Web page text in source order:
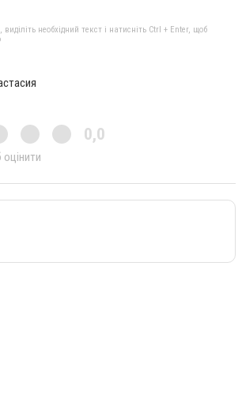
необхідний текст і натисніть Ctrl + Enter, щоб
0,0